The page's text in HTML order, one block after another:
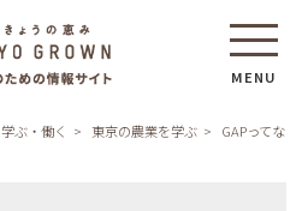
MENU
学ぶ・働く 東京の農業を学ぶ
GAPってな